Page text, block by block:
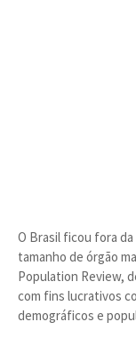
O Brasil ficou fora
tamanho de órgão
Population Review,
com fins lucrativos
demográficos e